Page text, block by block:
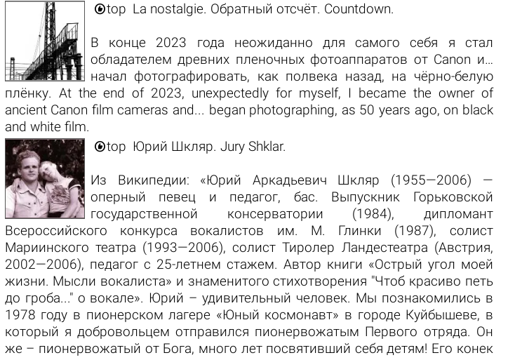
top La nostalgie. Обратный отсчёт. Countdown.
В конце 2023 года неожиданно для самого себя я стал
обладателем древних пленочных фотоаппаратов от Canon и…
начал фотографировать, как полвека назад, на чёрно-белую
плёнку. At the end of 2023, unexpectedly for myself, I became the owner of
ancient Canon film cameras and... began photographing, as 50 years ago, on black
and white film.
top Юрий Шкляр. Jury Shklar.
Из Википедии: «Юрий Аркадьевич Шкляр (1955—2006) —
оперный певец и педагог, бас. Выпускник Горьковской
государственной консерватории (1984), дипломант
Всероссийского конкурса вокалистов им. М. Глинки (1987), солист
Мариинского театра (1993—2006), солист Тиролер Ландестеатра (Австрия,
2002—2006), педагог с 25-летнем стажем. Автор книги «Острый угол моей
жизни. Мысли вокалиста» и знаменитого стихотворения "Чтоб красиво петь
до гроба..." о вокале». Юрий – удивительный человек. Мы познакомились в
1978 году в пионерском лагере «Юный космонавт» в городе Куйбышеве, в
который я добровольцем отправился пионервожатым Первого отряда. Он
же – пионервожатый от Бога, много лет посвятивший себя детям! Его конек